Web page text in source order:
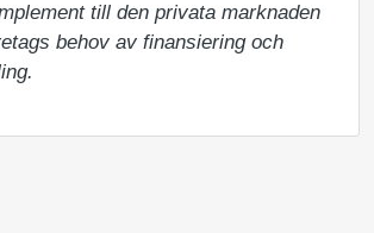
till den privata marknaden
behov av finansiering och